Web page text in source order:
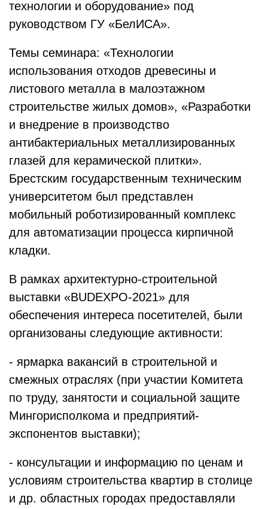
технологии и оборудование» под
руководством ГУ «БелИСА».
Темы семинара: «Технологии
использования отходов древесины и
листового металла в малоэтажном
строительстве жилых домов», «Разработки
и внедрение в производство
антибактериальных металлизированных
глазей для керамической плитки».
Брестским государственным техническим
университетом был представлен
мобильный роботизированный комплекс
для автоматизации процесса кирпичной
кладки.
В рамках архитектурно-строительной
выставки «BUDEXPO-2021» для
обеспечения интереса посетителей, были
организованы следующие активности:
- ярмарка вакансий в строительной и
смежных отраслях (при участии Комитета
по труду, занятости и социальной защите
Мингорисполкома и предприятий-
экспонентов выставки);
- консультации и информацию по ценам и
условиям строительства квартир в столице
и др. областных городах предоставляли